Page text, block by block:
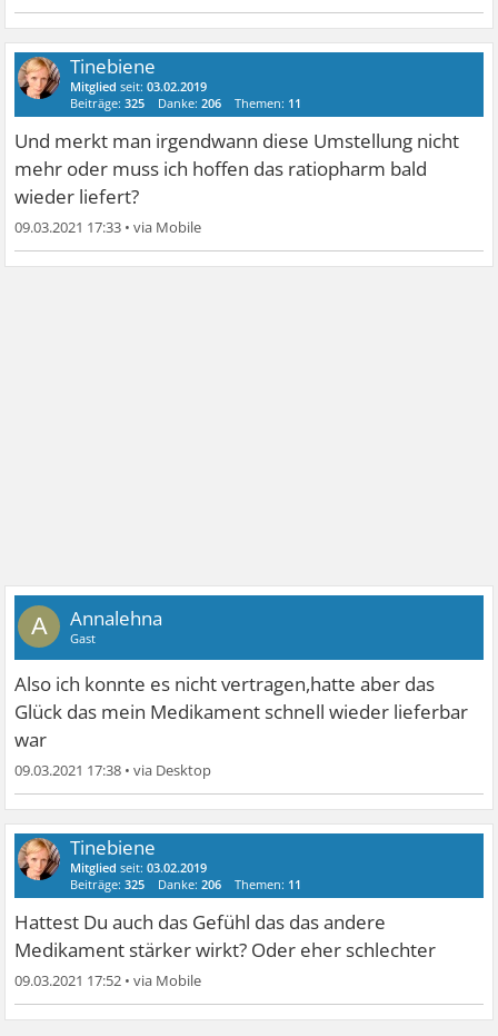
Tinebiene
Mitglied seit:03.02.2019
Beiträge:325 Danke:206 Themen: 11
Und merkt man irgendwann diese Umstellung nicht
mehr oder muss ich hoffen das ratiopharm bald
wieder liefert?
09.03.2021 17:33 •
A Annalehna
Gast
Also ich konnte es nicht vertragen,hatte aber das
Glück das mein Medikament schnell wieder lieferbar
war
09.03.2021 17:38 •
Tinebiene
Mitglied seit:03.02.2019
Beiträge:325 Danke:206 Themen: 11
Hattest Du auch das Gefühl das das andere
Medikament stärker wirkt? Oder eher schlechter
09.03.2021 17:52 •